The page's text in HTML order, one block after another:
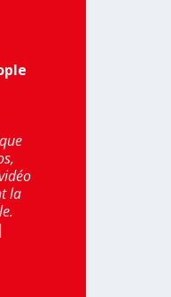
la
|